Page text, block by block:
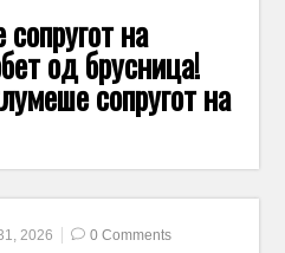
на
од брусница!
сопругот на
2026 0 Comments